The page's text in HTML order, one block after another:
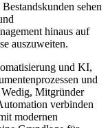
sehen
hinaus auf
auszuweiten.
und KI,
und
Wedig, Mitgründer
verbinden
modernen